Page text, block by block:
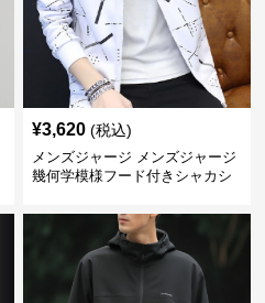
¥3,620 (税込)
メンズジャージ メンズジャージ
幾何学模様フード付きシャカシ